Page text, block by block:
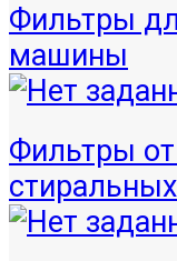
Фильтры
машины
Фильтры